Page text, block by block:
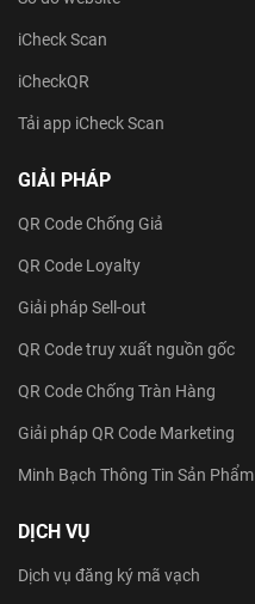
iCheck Scan
iCheckQR
Tải app iCheck Scan
GIẢI PHÁP
QR Code Chống Giả
QR Code Loyalty
Giải pháp Sell-out
QR Code truy xuất nguồn gốc
QR Code Chống Tràn Hàng
Giải pháp QR Code Marketing
Minh Bạch Thông Tin Sản Phẩm
DỊCH VỤ
Dịch vụ đăng ký mã vạch